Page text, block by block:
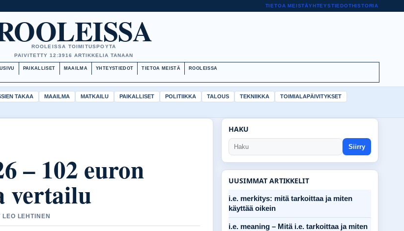
TIETOA MEISTÄYHTEYSTIEDOTHISTORIA
ROOLEISSA TOIMITUSPOYTA
PAIVITETTY 12:3916 ARTIKKELIA TANAAN
PAIKALLISET MAAILMA YHTEYSTIEDOT TIETOA MEISTÄ ROOLEISSA
TAKAA MAAILMA MATKAILU PAIKALLISET POLITIIKKA TALOUS TEKNIIKKA
TOIMIALAPÄIVITYKSET
– 102 euron
vertailu
LEHTINEN
HAKU
Siirry
UUSIMMAT ARTIKKELIT
i.e. merkitys: mitä tarkoittaa ja miten
käyttää oikein
i.e. meaning – Mitä i.e. tarkoittaa ja miten